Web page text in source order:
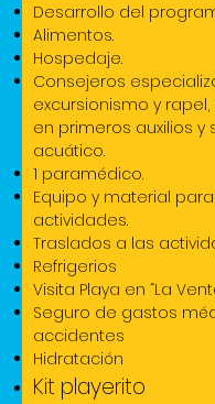
Desarrollo del
Alimentos.
Hospedaje.
Consejeros
excursionismo y
en primeros auxilios y
acuático.
1 paramédico.
Equipo y material
actividades.
Traslados a las
Refrigerios
Visita Playa en “La
Seguro de gastos
accidentes
Hidratación
Kit playerito